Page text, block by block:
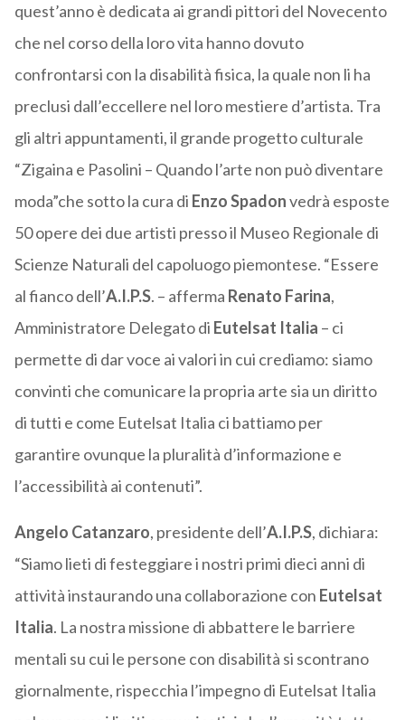
quest’anno è dedicata ai grandi pittori del Novecento
che nel corso della loro vita hanno dovuto
confrontarsi con la disabilità fisica, la quale non li ha
preclusi dall’eccellere nel loro mestiere d’artista. Tra
gli altri appuntamenti, il grande progetto culturale
“Zigaina e Pasolini – Quando l’arte non può diventare
moda”che sotto la cura di Enzo Spadonvedrà esposte
50 opere dei due artisti presso il Museo Regionale di
Scienze Naturali del capoluogo piemontese. “Essere
al fianco dell’A.I.P.S. – afferma Renato Farina,
Amministratore Delegato di Eutelsat Italia – ci
permette di dar voce ai valori in cui crediamo: siamo
convinti che comunicare la propria arte sia un diritto
di tutti e come Eutelsat Italia ci battiamo per
garantire ovunque la pluralità d’informazione e
l’accessibilità ai contenuti”.
Angelo Catanzaro, presidente dell’A.I.P.S, dichiara:
“Siamo lieti di festeggiare i nostri primi dieci anni di
attività instaurando una collaborazione con Eutelsat
Italia. La nostra missione di abbattere le barriere
mentali su cui le persone con disabilità si scontrano
giornalmente, rispecchia l’impegno di Eutelsat Italia